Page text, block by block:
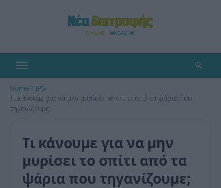
Home›TIPS›
Τι κάνουμε για να μην μυρίσει το σπίτι από τα ψάρια που
τηγανίζουμε;
Τι κάνουμε για να μην
μυρίσει το σπίτι από τα
ψάρια που τηγανίζουμε;